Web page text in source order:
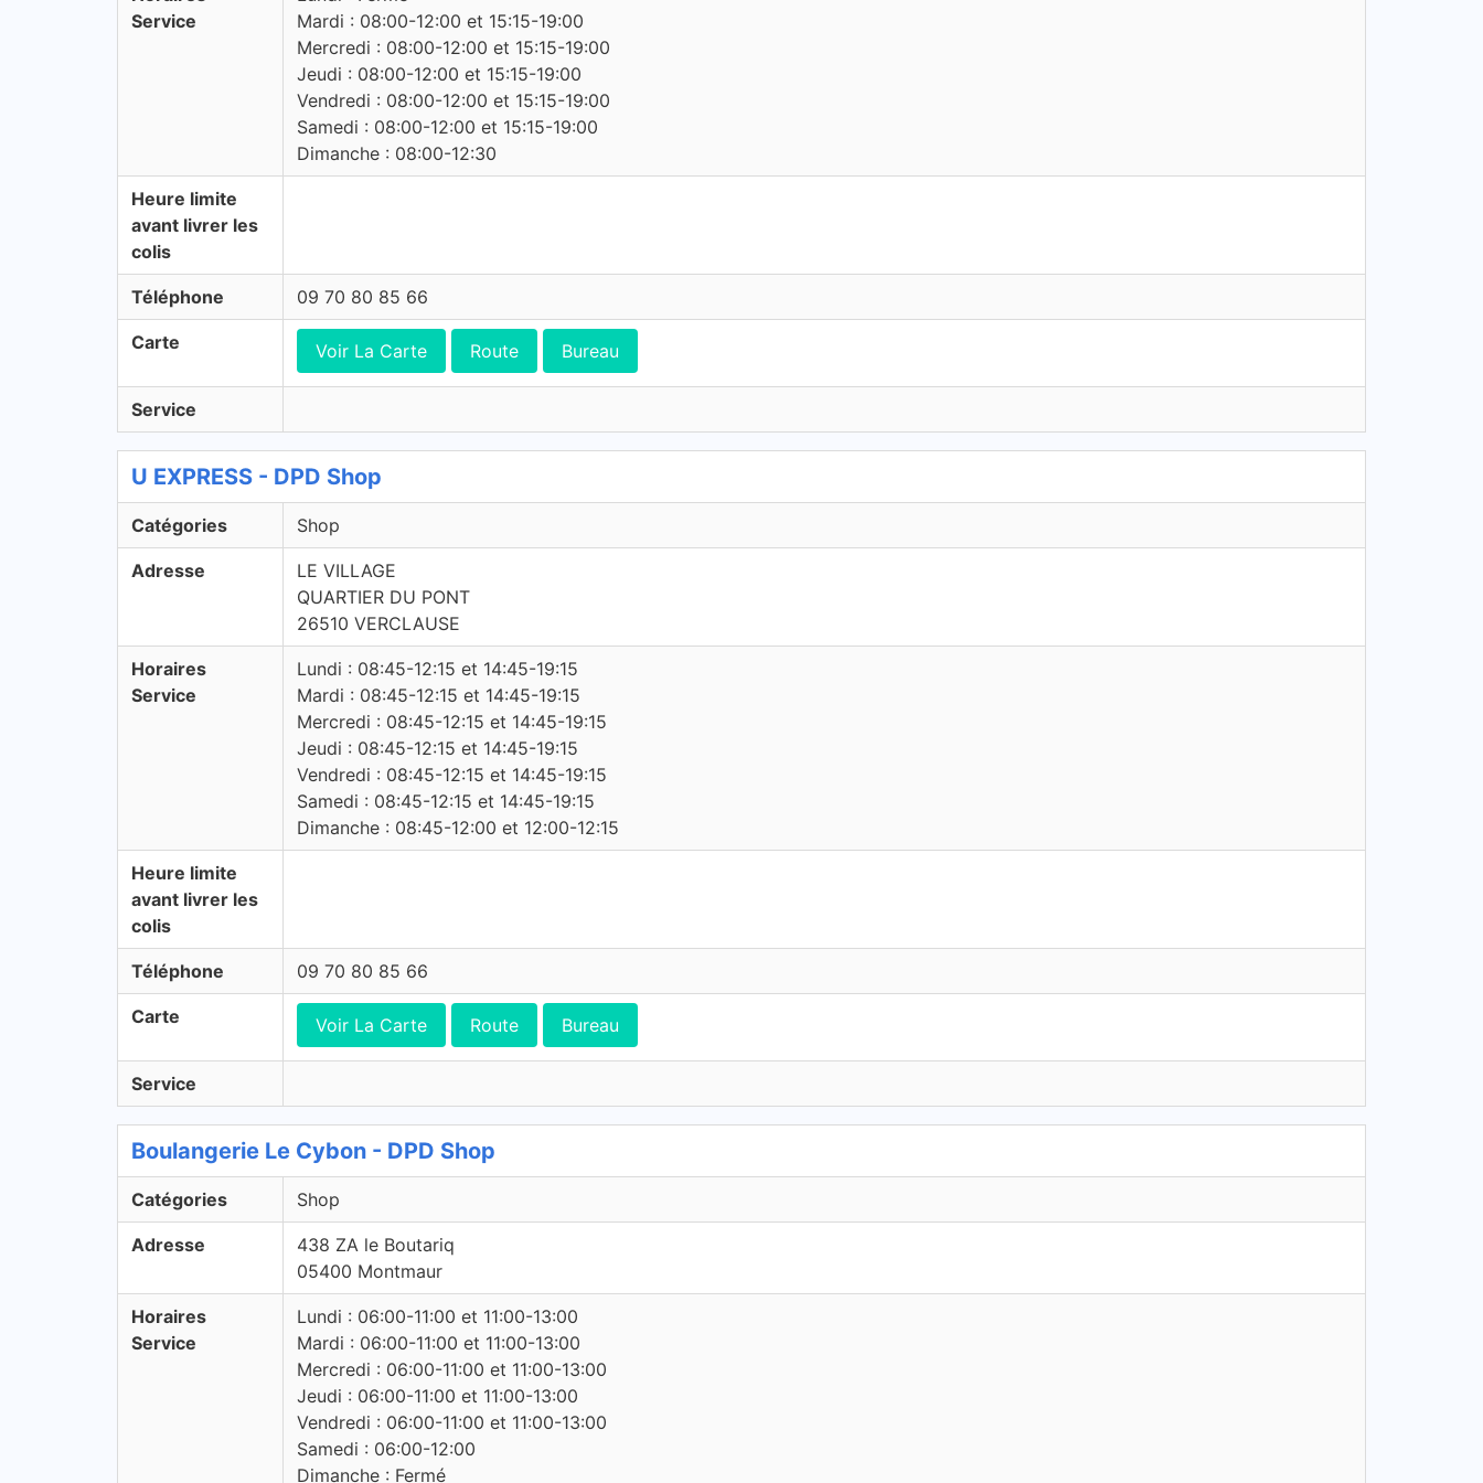
Service
Mardi : 08:00-12:00 et 15:15-19:00
Mercredi : 08:00-12:00 et 15:15-19:00
Jeudi : 08:00-12:00 et 15:15-19:00
Vendredi : 08:00-12:00 et 15:15-19:00
Samedi : 08:00-12:00 et 15:15-19:00
Dimanche : 08:00-12:30
Heure limite
avant livrer les
colis
Téléphone 09 70 80 85 66
Carte Voir La Carte Route Bureau
Service
U EXPRESS - DPD Shop
Catégories Shop
Adresse
LE VILLAGE
QUARTIER DU PONT
26510 VERCLAUSE
Horaires
Service
Lundi : 08:45-12:15 et 14:45-19:15
Mardi : 08:45-12:15 et 14:45-19:15
Mercredi : 08:45-12:15 et 14:45-19:15
Jeudi : 08:45-12:15 et 14:45-19:15
Vendredi : 08:45-12:15 et 14:45-19:15
Samedi : 08:45-12:15 et 14:45-19:15
Dimanche : 08:45-12:00 et 12:00-12:15
Heure limite
avant livrer les
colis
Téléphone 09 70 80 85 66
Carte Voir La Carte Route Bureau
Service
Boulangerie Le Cybon - DPD Shop
Catégories Shop
Adresse
438 ZA le Boutariq
05400 Montmaur
Horaires
Service
Lundi : 06:00-11:00 et 11:00-13:00
Mardi : 06:00-11:00 et 11:00-13:00
Mercredi : 06:00-11:00 et 11:00-13:00
Jeudi : 06:00-11:00 et 11:00-13:00
Vendredi : 06:00-11:00 et 11:00-13:00
Samedi : 06:00-12:00
Dimanche : Fermé